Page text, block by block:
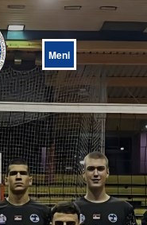
Open
Menu